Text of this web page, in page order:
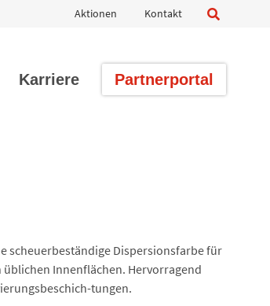
überspringen
Aktionen Kontakt
Karriere Partnerportal
scheuerbeständige Dispersionsfarbe für
Innenflächen. Hervorragend
tungen.